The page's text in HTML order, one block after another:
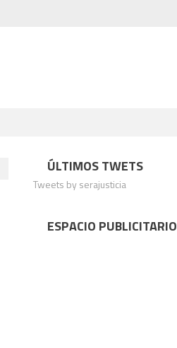
ÚLTIMOS TWETS
Tweets by serajusticia
ESPACIO PUBLICITARIO